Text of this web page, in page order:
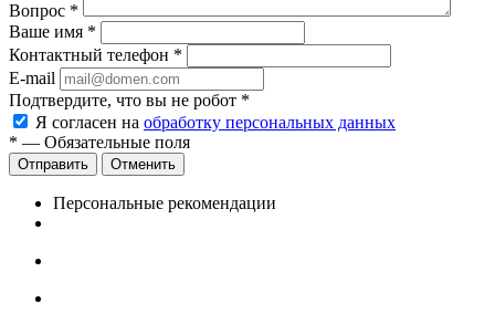
Вопрос *
Ваше имя *
Контактный телефон *
E-mail
Подтвердите, что вы не робот *
Я согласен на обработку персональных данных
* — Обязательные поля
Отменить
Персональные рекомендации